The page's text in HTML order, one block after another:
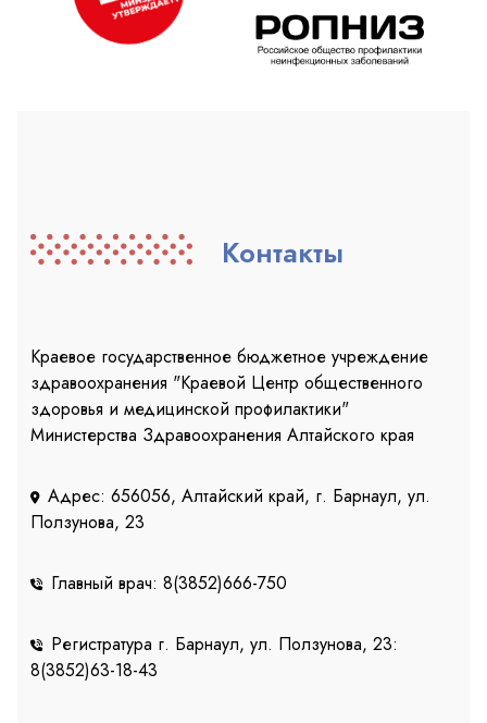
Контакты
Краевое государственное бюджетное учреждение
здравоохранения "Краевой Центр общественного
здоровья и медицинской профилактики"
Министерства Здравоохранения Алтайского края
Адрес: 656056, Алтайский край, г. Барнаул, ул.
Ползунова, 23
Главный врач: 8(3852)666-750
Регистратура г. Барнаул, ул. Ползунова, 23:
8(3852)63-18-43